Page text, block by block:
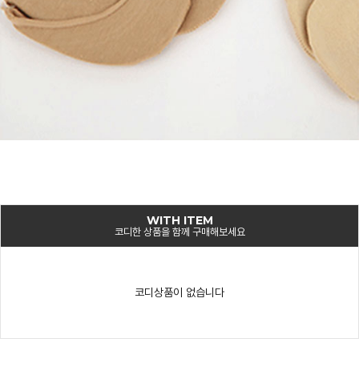
WITH ITEM
코디한 상품을 함께 구매해보세요
코디상품이 없습니다